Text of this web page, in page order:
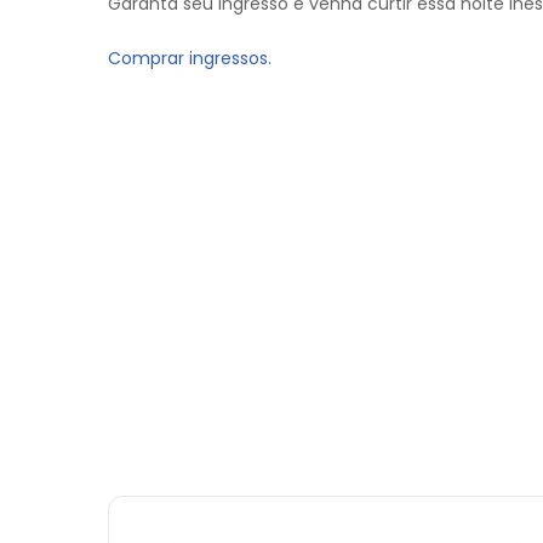
Comprar ingressos.